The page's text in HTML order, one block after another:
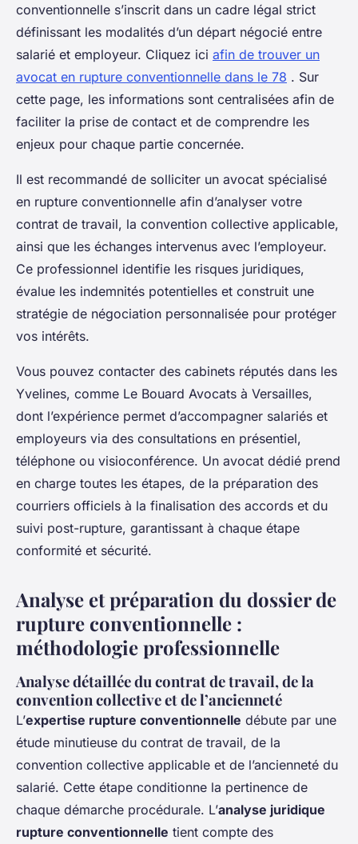
conventionnelle s’inscrit dans un cadre légal strict
définissant les modalités d’un départ négocié entre
salarié et employeur. Cliquez ici afin de trouver un
avocat en rupture conventionnelle dans le 78 . Sur
cette page, les informations sont centralisées afin de
faciliter la prise de contact et de comprendre les
enjeux pour chaque partie concernée.
Il est recommandé de solliciter un avocat spécialisé
en rupture conventionnelle afin d’analyser votre
contrat de travail, la convention collective applicable,
ainsi que les échanges intervenus avec l’employeur.
Ce professionnel identifie les risques juridiques,
évalue les indemnités potentielles et construit une
stratégie de négociation personnalisée pour protéger
vos intérêts.
Vous pouvez contacter des cabinets réputés dans les
Yvelines, comme Le Bouard Avocats à Versailles,
dont l’expérience permet d’accompagner salariés et
employeurs via des consultations en présentiel,
téléphone ou visioconférence. Un avocat dédié prend
en charge toutes les étapes, de la préparation des
courriers officiels à la finalisation des accords et du
suivi post-rupture, garantissant à chaque étape
conformité et sécurité.
Analyse et préparation du dossier de
rupture conventionnelle :
méthodologie professionnelle
Analyse détaillée du contrat de travail, de la
convention collective et de l’ancienneté
L’expertise rupture conventionnelle débute par une
étude minutieuse du contrat de travail, de la
convention collective applicable et de l’ancienneté du
salarié. Cette étape conditionne la pertinence de
chaque démarche procédurale. L’analyse juridique
rupture conventionnelle tient compte des